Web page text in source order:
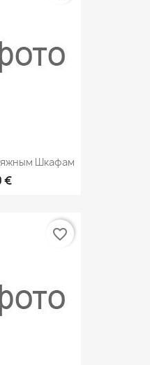
Шкафам
€
favorite_border